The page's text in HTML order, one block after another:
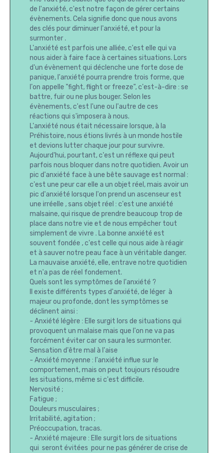
de l'anxiété, c'est notre façon de gérer certains
évènements. Cela signifie donc que nous avons
des clés pour diminuer l'anxiété, et pour la
surmonter .
L'anxiété est parfois une alliée, c'est elle qui va
nous aider à faire face à certaines situations. Lors
d'un évènement qui déclenche une forte dose de
panique, l'anxiété pourra prendre trois forme, que
l'on appelle "fight, flight or freeze", c'est-à-dire : se
battre, fuir ou ne plus bouger. Selon les
évènements, c'est l'une ou l'autre de ces
réactions qui s'imposera à nous.
L'anxiété nous était nécessaire lorsque, à la
Préhistoire, nous étions livrés à un monde hostile
et devions lutter chaque jour pour survivre.
Aujourd'hui, pourtant, c'est un réflexe qui peut
parfois nous bloquer dans notre quotidien. Avoir un
pic d'anxiété face à une bête sauvage est normal :
c'est une peur car elle a un objet réel, mais avoir un
pic d'anxiété lorsque l'on prend un ascenseur est
une irréelle , sans objet réel : c'est une anxiété
malsaine, qui risque de prendre beaucoup trop de
place dans notre vie et de nous empêcher tout
simplement de vivre . La bonne anxiété est
souvent fondée , c'est celle qui nous aide à réagir
et à sauver notre peau face à un véritable danger.
La mauvaise anxiété, elle, entrave notre quotidien
et n'a pas de réel fondement.
Quels sont les symptômes de l'anxiété ?
Il existe différents types d'anxiété, de léger à
majeur ou profonde, dont les symptômes se
déclinent ainsi :
- Anxiété légère : Elle surgit lors de situations qui
provoquent un malaise mais que l'on ne va pas
forcément éviter car on saura les surmonter.
Sensation d'être mal à l'aise
- Anxiété moyenne : l'anxiété influe sur le
comportement, mais on peut toujours résoudre
les situations, même si c'est difficile.
Nervosité ;
Fatigue ;
Douleurs musculaires ;
Irritabilité, agitation ;
Préoccupation, tracas.
- Anxiété majeure : Elle surgit lors de situations
qui seront évitées pour ne pas générer de crise de